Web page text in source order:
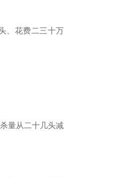
、花费二三十万
量从二十几头减